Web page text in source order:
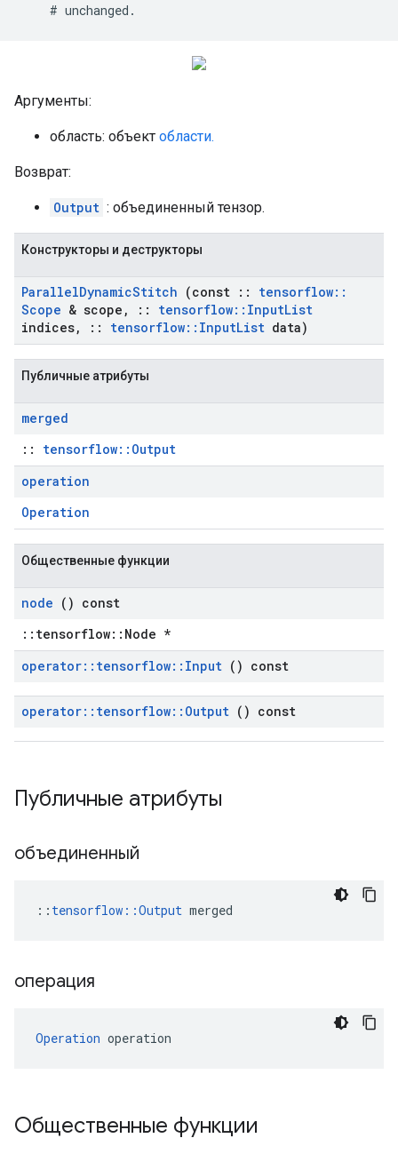
    #
unchanged .
Аргументы:
область: объект области.
Возврат:
Output : объединенный тензор.
Конструкторы и деструкторы
ParallelDynamicStitch (const :: tensorflow::
Scope & scope , :: tensorflow:: InputList
indices, :: tensorflow:: InputList data)
Публичные атрибуты
merged
:: tensorflow::Output
operation
Operation
Общественные функции
node () const
::tensorflow::Node *
operator:: tensorflow:: Input () const
operator:: tensorflow:: Output () const
Публичные атрибуты
объединенный
:: tensorflow::Output merged
операция
Operation operation
Общественные функции